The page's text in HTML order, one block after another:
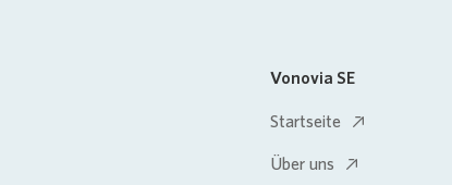
Vonovia SE
Startseite
Über uns